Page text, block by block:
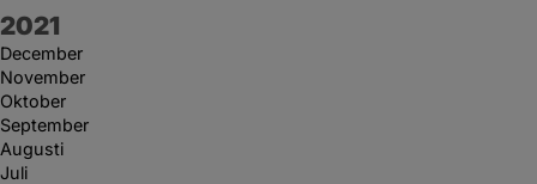
År:
2021
December
November
Oktober
September
Augusti
Juli